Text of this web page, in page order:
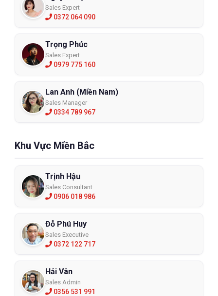
Sales Expert
0372 064 090
Trọng Phúc
Sales Expert
0979 775 160
Lan Anh (Miền Nam)
Sales Manager
0334 789 967
Khu Vực Miền Bắc
Trịnh Hậu
Sales Consultant
0906 018 986
Đỗ Phú Huy
Sales Executive
0372 122 717
Hải Vân
Sales Admin
0356 531 991